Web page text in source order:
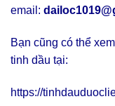
email:
Bạn cũng có thể
tinh dầu tại:
https://